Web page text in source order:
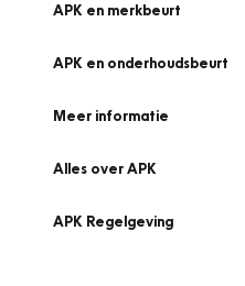
APK en merkbeurt
APK en onderhoudsbeurt
Meer informatie
Alles over APK
APK Regelgeving